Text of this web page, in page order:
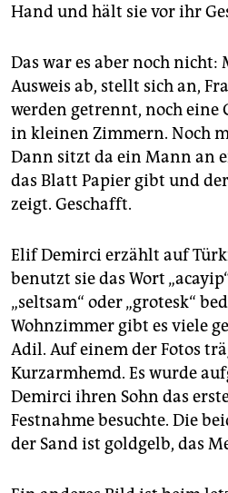
Hand und hält sie vor ihr
Das war es aber noch nicht:
Ausweis ab, stellt sich an,
werden getrennt, noch
in kleinen Zimmern. Noch
Dann sitzt da ein Mann an
das Blatt Papier gibt und
zeigt. Geschafft.
Elif Demirci erzählt auf
benutzt sie das Wort
„seltsam“ oder „grotesk“
Wohnzimmer gibt es viele
Adil. Auf einem der Fotos
Kurzarmhemd. Es wurde
Demirci ihren Sohn das
Festnahme besuchte. Die
der Sand ist goldgelb, das